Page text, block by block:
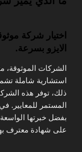
اختيار شركة
الايزو بسرعة.
استشارية شاملة
ذلك، توفر هذه
بفضل خبرتها
على شهادة معترف